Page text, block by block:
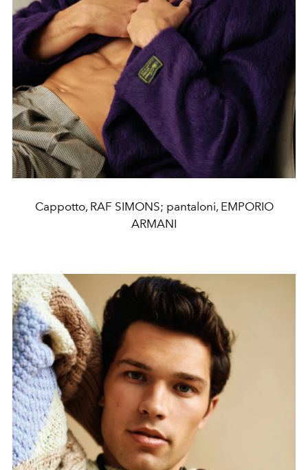
Cappotto, RAF SIMONS; pantaloni, EMPORIO
ARMANI